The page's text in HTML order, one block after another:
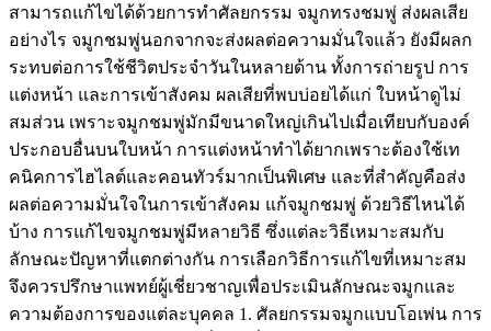
สามารถแก้ไขได้ด้วยการทำศัลยกรรม จมูกทรงชมพู่ ส่งผลเสีย
อย่างไร จมูกชมพู่นอกจากจะส่งผลต่อความมั่นใจแล้ว ยังมีผลก
ระทบต่อการใช้ชีวิตประจำวันในหลายด้าน ทั้งการถ่ายรูป การ
แต่งหน้า และการเข้าสังคม ผลเสียที่พบบ่อยได้แก่ ใบหน้าดูไม่
สมส่วน เพราะจมูกชมพู่มักมีขนาดใหญ่เกินไปเมื่อเทียบกับองค์
ประกอบอื่นบนใบหน้า การแต่งหน้าทำได้ยากเพราะต้องใช้เท
คนิคการไฮไลต์และคอนทัวร์มากเป็นพิเศษ และที่สำคัญคือส่ง
ผลต่อความมั่นใจในการเข้าสังคม แก้จมูกชมพู่ ด้วยวิธีไหนได้
บ้าง การแก้ไขจมูกชมพู่มีหลายวิธี ซึ่งแต่ละวิธีเหมาะสมกับ
ลักษณะปัญหาที่แตกต่างกัน การเลือกวิธีการแก้ไขที่เหมาะสม
จึงควรปรึกษาแพทย์ผู้เชี่ยวชาญเพื่อประเมินลักษณะจมูกและ
ความต้องการของแต่ละบุคคล 1. ศัลยกรรมจมูกแบบโอเพ่น การ